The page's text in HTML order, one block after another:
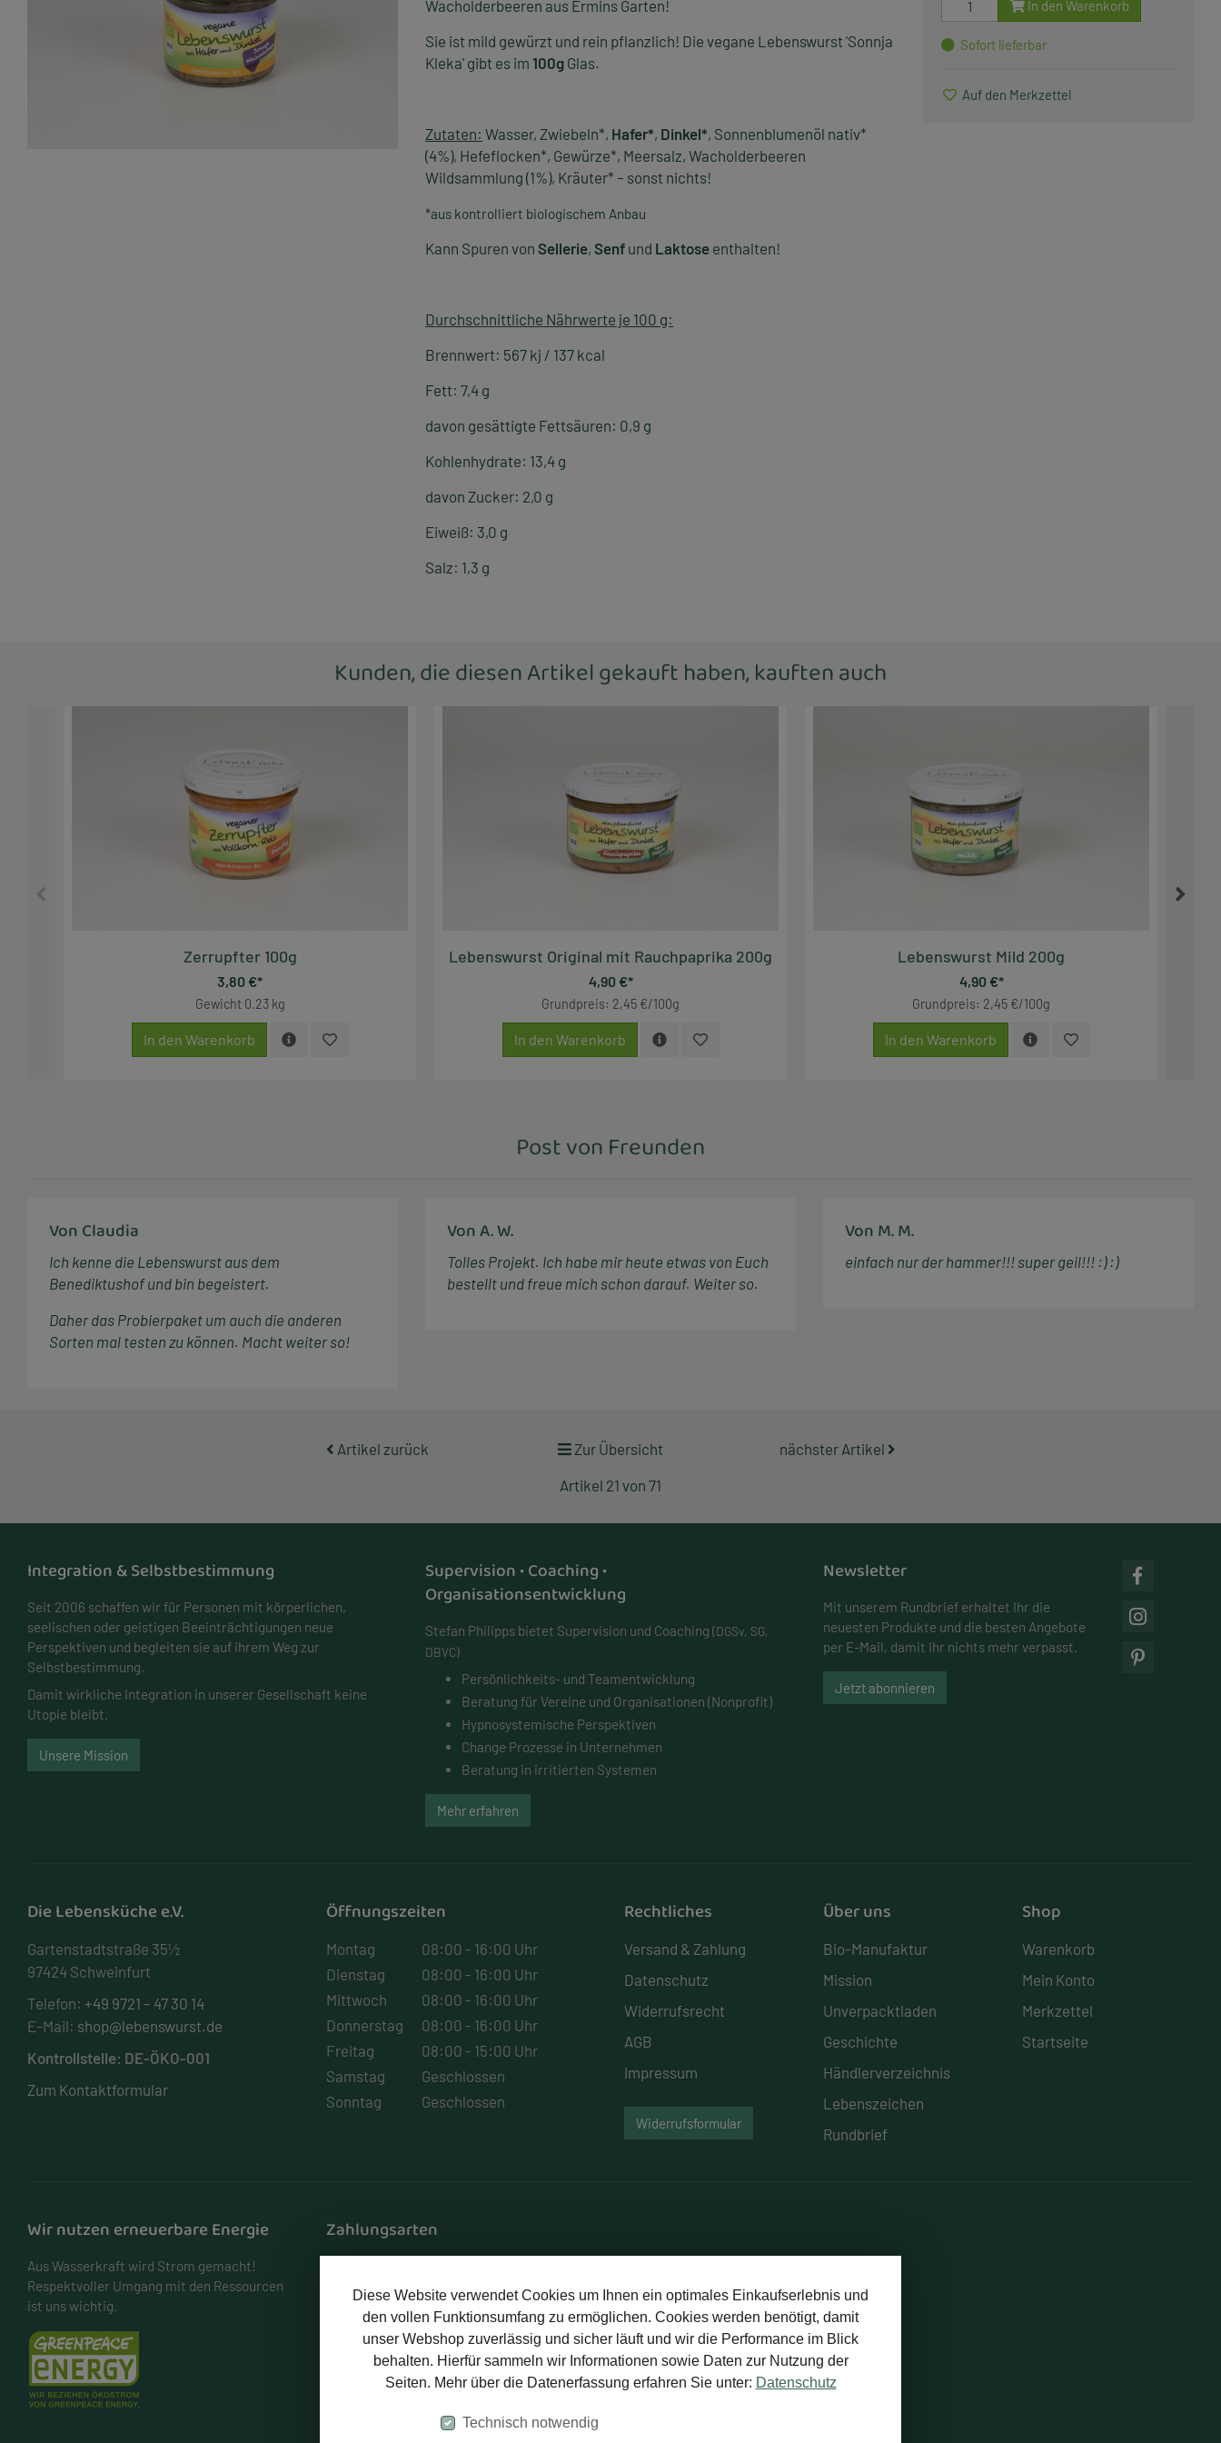
Wacholderbeeren aus Ermins Garten!
Sie ist mild gewürzt und rein pflanzlich! Die vegane Lebenswurst 'Sonnja
Kleka' gibt es im 100g Glas.
Zutaten: Wasser, Zwiebeln*, Hafer*, Dinkel*, Sonnenblumenöl nativ*
(4%), Hefeflocken*, Gewürze*, Meersalz, Wacholderbeeren
Wildsammlung (1%), Kräuter* – sonst nichts!
*aus kontrolliert biologischem Anbau
Kann Spuren von Sellerie, Senf und Laktose enthalten!
Durchschnittliche Nährwerte je 100 g:
Brennwert: 567 kj / 137 kcal
Fett: 7,4 g
davon gesättigte Fettsäuren: 0,9 g
Kohlenhydrate: 13,4 g
davon Zucker: 2,0 g
Eiweiß: 3,0 g
Salz: 1,3 g
In den Warenkorb
Sofort lieferbar
Auf den Merkzettel
Kunden, die diesen Artikel gekauft haben, kauften auch
Zerrupfter 100g
3,80 €*
Gewicht 0.23 kg
In den Warenkorb
Lebenswurst Original mit Rauchpaprika 200g
4,90 €*
Grundpreis: 2,45 €/100g
In den Warenkorb
Lebenswurst Mild 200g
4,90 €*
Grundpreis: 2,45 €/100g
In den Warenkorb
Post von Freunden
Von Claudia
Ich kenne die Lebenswurst aus dem
Benediktushof und bin begeistert.
Daher das Probierpaket um auch die anderen
Sorten mal testen zu können. Macht weiter so!
Von A. W.
Tolles Projekt. Ich habe mir heute etwas von Euch
bestellt und freue mich schon darauf. Weiter so.
Von M. M.
einfach nur der hammer!!! super geil!!! :) :)
Artikel zurück Zur Übersicht
nächster Artikel
Artikel 21 von 71
Integration & Selbstbestimmung
Seit 2006 schaffen wir für Personen mit körperlichen,
seelischen oder geistigen Beeinträchtigungen neue
Perspektiven und begleiten sie auf ihrem Weg zur
Selbstbestimmung.
Damit wirkliche Integration in unserer Gesellschaft keine
Utopie bleibt.
Unsere Mission
Supervision • Coaching •
Organisationsentwicklung
Stefan Philipps bietet Supervision und Coaching (DGSv, SG,
DBVC)
Persönlichkeits- und Teamentwicklung
Beratung für Vereine und Organisationen (Nonprofit)
Hypnosystemische Perspektiven
Change Prozesse in Unternehmen
Beratung in irritierten Systemen
Mehr erfahren
Newsletter
Mit unserem Rundbrief erhaltet Ihr die
neuesten Produkte und die besten Angebote
per E-Mail, damit Ihr nichts mehr verpasst.
Jetzt abonnieren
Die Lebensküche e.V.
Gartenstadtstraße 35½
97424 Schweinfurt
Telefon: +49 9721 – 47 30 14
E-Mail: shop@lebenswurst.de
Kontrollstelle: DE-ÖKO-001
Zum Kontaktformular
Öffnungszeiten
Montag
08:00 - 16:00 Uhr
Dienstag
08:00 - 16:00 Uhr
Mittwoch
08:00 - 16:00 Uhr
Donnerstag
08:00 - 16:00 Uhr
Freitag
08:00 - 15:00 Uhr
Samstag
Geschlossen
Sonntag
Geschlossen
Rechtliches
Versand & Zahlung
Datenschutz
Widerrufsrecht
AGB
Impressum
Widerrufsformular
Über uns
Bio-Manufaktur
Mission
Unverpacktladen
Geschichte
Händlerverzeichnis
Lebenszeichen
Rundbrief
Shop
Warenkorb
Mein Konto
Merkzettel
Startseite
Wir nutzen erneuerbare Energie
Aus Wasserkraft wird Strom gemacht!
Respektvoller Umgang mit den Ressourcen
ist uns wichtig.
Zahlungsarten
Diese Website verwendet Cookies um Ihnen ein optimales Einkaufserlebnis und
den vollen Funktionsumfang zu ermöglichen. Cookies werden benötigt, damit
unser Webshop zuverlässig und sicher läuft und wir die Performance im Blick
behalten. Hierfür sammeln wir Informationen sowie Daten zur Nutzung der
Seiten. Mehr über die Datenerfassung erfahren Sie unter: Datenschutz
Technisch notwendig